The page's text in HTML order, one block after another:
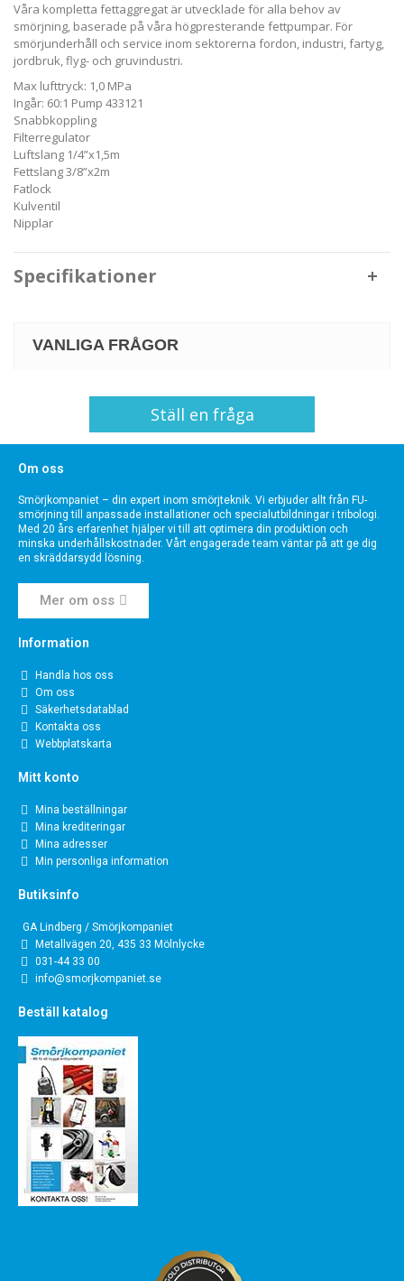
Våra kompletta fettaggregat är utvecklade för alla behov av
smörjning, baserade på våra högpresterande fettpumpar. För
smörjunderhåll och service inom sektorerna fordon, industri, fartyg,
jordbruk, flyg- och gruvindustri.
Max lufttryck: 1,0 MPa
Ingår: 60:1 Pump 433121
Snabbkoppling
Filterregulator
Luftslang 1/4”x1,5m
Fettslang 3/8”x2m
Fatlock
Kulventil
Nipplar
Specifikationer
VANLIGA FRÅGOR
Ställ en fråga
Om oss
Smörjkompaniet – din expert inom smörjteknik. Vi erbjuder allt från FU-
smörjning till anpassade installationer och specialutbildningar i tribologi.
Med 20 års erfarenhet hjälper vi till att optimera din produktion och
minska underhållskostnader. Vårt engagerade team väntar på att ge dig
en skräddarsydd lösning.
Mer om oss
Information
Handla hos oss
Om oss
Säkerhetsdatablad
Kontakta oss
Webbplatskarta
Mitt konto
Mina beställningar
Mina krediteringar
Mina adresser
Min personliga information
Butiksinfo
GA Lindberg / Smörjkompaniet
Metallvägen 20, 435 33 Mölnlycke
031-44 33 00
info@smorjkompaniet.se
Beställ katalog